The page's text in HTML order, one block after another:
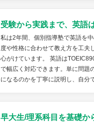
受験から実践まで、英語
私は2年間、個別指導塾で英語を
度や性格に合わせて教え方を工夫
心がけています。 英語は
で幅広く対応できます。単に問題
になるのかを丁寧に説明し、自分
早大生/理系科目を基礎か